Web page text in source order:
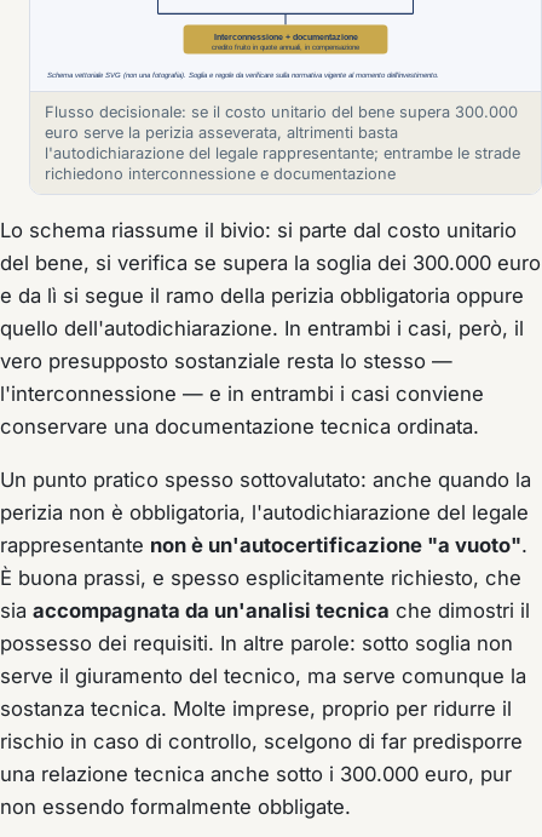
Flusso decisionale: se il costo unitario del bene supera 300.000
euro serve la perizia asseverata, altrimenti basta
l'autodichiarazione del legale rappresentante; entrambe le strade
richiedono interconnessione e documentazione
Lo schema riassume il bivio: si parte dal costo unitario
del bene, si verifica se supera la soglia dei 300.000 euro
e da lì si segue il ramo della perizia obbligatoria oppure
quello dell'autodichiarazione. In entrambi i casi, però, il
vero presupposto sostanziale resta lo stesso —
l'interconnessione — e in entrambi i casi conviene
conservare una documentazione tecnica ordinata.
Un punto pratico spesso sottovalutato: anche quando la
perizia non è obbligatoria, l'autodichiarazione del legale
rappresentante non è un'autocertificazione "a vuoto".
È buona prassi, e spesso esplicitamente richiesto, che
sia accompagnata da un'analisi tecnica che dimostri il
possesso dei requisiti. In altre parole: sotto soglia non
serve il giuramento del tecnico, ma serve comunque la
sostanza tecnica. Molte imprese, proprio per ridurre il
rischio in caso di controllo, scelgono di far predisporre
una relazione tecnica anche sotto i 300.000 euro, pur
non essendo formalmente obbligate.